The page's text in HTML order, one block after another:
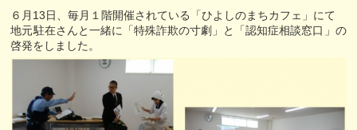
６月13日、毎月１階開催されている「ひよしのまちカフェ」にて
地元駐在さんと一緒に「特殊詐欺の寸劇」と「認知症相談窓口」の
啓発をしました。